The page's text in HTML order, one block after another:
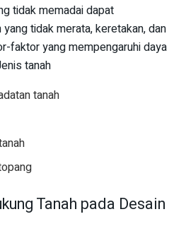
tidak memadai dapat
tidak merata, keretakan, dan
faktor yang mempengaruhi daya
tanah
tanah
Tanah pada Desain